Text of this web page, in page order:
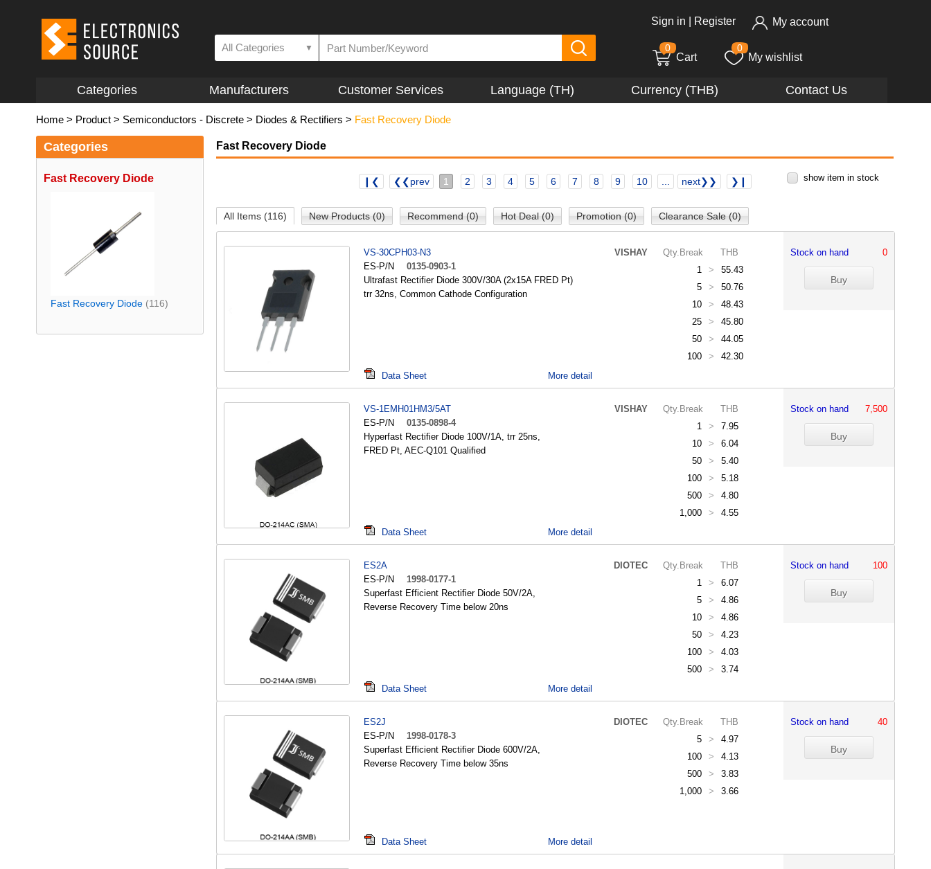
All Categories ▼
Sign in Register My account
0
Cart
0
My wishlist
Categories Manufacturers Customer Services Language (TH) Currency (THB) Contact Us
Home > Product > Semiconductors - Discrete > Diodes & Rectifiers > Fast Recovery Diode
Categories
Fast Recovery Diode
Fast Recovery Diode (116)
Fast Recovery Diode
❙❮ ❮❮prev 1 2 3 4 5 6 7 8 9 10 next❯❯ ❯❙ show item in stock
All Items (116) New Products (0) Recommend (0) Hot Deal (0) Promotion (0) Clearance Sale (0)
VS-30CPH03-N3
VISHAY
ES-P/N
0135-0903-1
Ultrafast Rectifier Diode 300V/30A (2x15A FRED Pt)
trr 32ns, Common Cathode Configuration
Qty.Break
THB
1
>
55.43
5
>
50.76
10
>
48.43
25
>
45.80
50
>
44.05
100
> 42.30
Stock on hand 0
Data Sheet More detail
VS-1EMH01HM3/5AT
VISHAY
ES-P/N
0135-0898-4
Hyperfast Rectifier Diode 100V/1A, trr 25ns,
FRED Pt, AEC-Q101 Qualified
Qty.Break
THB
1
>
7.95
10
>
6.04
50
>
5.40
100
>
5.18
500
>
4.80
1,000
> 4.55
Stock on hand 7,500
Data Sheet More detail
ES2A
DIOTEC
ES-P/N
1998-0177-1
Superfast Efficient Rectifier Diode 50V/2A,
Reverse Recovery Time below 20ns
Qty.Break
THB
1
>
6.07
5
>
4.86
10
>
4.86
50
>
4.23
100
>
4.03
500
> 3.74
Stock on hand 100
Data Sheet More detail
ES2J
DIOTEC
ES-P/N
1998-0178-3
Superfast Efficient Rectifier Diode 600V/2A,
Reverse Recovery Time below 35ns
Qty.Break
THB
5
>
4.97
100
>
4.13
500
>
3.83
1,000
> 3.66
Stock on hand 40
Data Sheet More detail